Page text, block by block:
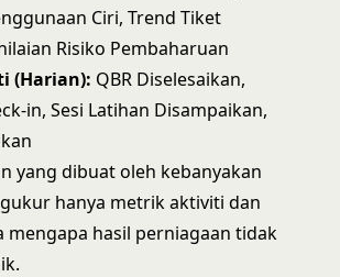
Ciri, Trend Tiket
Risiko Pembaharuan
(Harian): QBR Diselesaikan,
in, Sesi Latihan Disampaikan,
yang dibuat oleh kebanyakan
hanya metrik aktiviti dan
mengapa hasil perniagaan tidak